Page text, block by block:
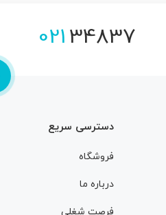
02134837
دسترسی سریع
فروشگاه
درباره ما
فرصت شغلی